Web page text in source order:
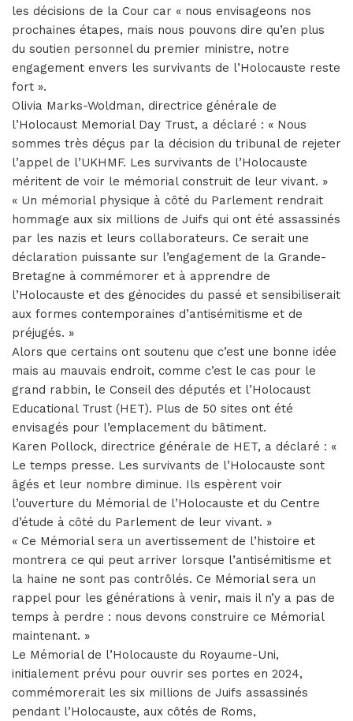
les décisions de la Cour car « nous envisageons nos
prochaines étapes, mais nous pouvons dire qu’en plus
du soutien personnel du premier ministre, notre
engagement envers les survivants de l’Holocauste reste
fort ».
Olivia Marks-Woldman, directrice générale de
l’Holocaust Memorial Day Trust, a déclaré : « Nous
sommes très déçus par la décision du tribunal de rejeter
l’appel de l’UKHMF. Les survivants de l’Holocauste
méritent de voir le mémorial construit de leur vivant. »
« Un mémorial physique à côté du Parlement rendrait
hommage aux six millions de Juifs qui ont été assassinés
par les nazis et leurs collaborateurs. Ce serait une
déclaration puissante sur l’engagement de la Grande-
Bretagne à commémorer et à apprendre de
l’Holocauste et des génocides du passé et sensibiliserait
aux formes contemporaines d’antisémitisme et de
préjugés. »
Alors que certains ont soutenu que c’est une bonne idée
mais au mauvais endroit, comme c’est le cas pour le
grand rabbin, le Conseil des députés et l’Holocaust
Educational Trust (HET). Plus de 50 sites ont été
envisagés pour l’emplacement du bâtiment.
Karen Pollock, directrice générale de HET, a déclaré : «
Le temps presse. Les survivants de l’Holocauste sont
âgés et leur nombre diminue. Ils espèrent voir
l’ouverture du Mémorial de l’Holocauste et du Centre
d’étude à côté du Parlement de leur vivant. »
« Ce Mémorial sera un avertissement de l’histoire et
montrera ce qui peut arriver lorsque l’antisémitisme et
la haine ne sont pas contrôlés. Ce Mémorial sera un
rappel pour les générations à venir, mais il n’y a pas de
temps à perdre : nous devons construire ce Mémorial
maintenant. »
Le Mémorial de l’Holocauste du Royaume-Uni,
initialement prévu pour ouvrir ses portes en 2024,
commémorerait les six millions de Juifs assassinés
pendant l’Holocauste, aux côtés de Roms,